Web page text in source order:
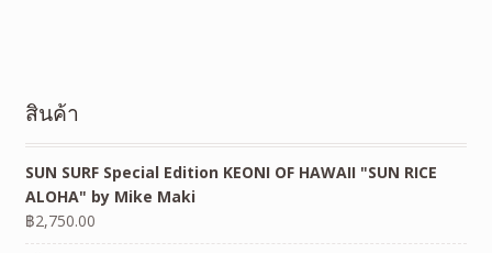
สินค้า
SUN SURF Special Edition KEONI OF HAWAII "SUN RICE
ALOHA" by Mike Maki
฿2,750.00